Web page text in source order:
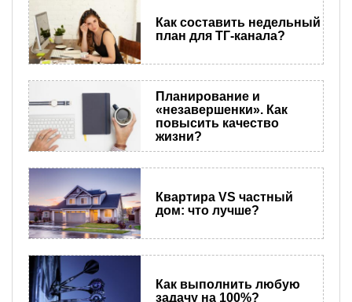
Как составить недельный
план для ТГ-канала?
Планирование и
«незавершенки». Как
повысить качество
жизни?
Квартира VS частный
дом: что лучше?
Как выполнить любую
задачу на 100%?